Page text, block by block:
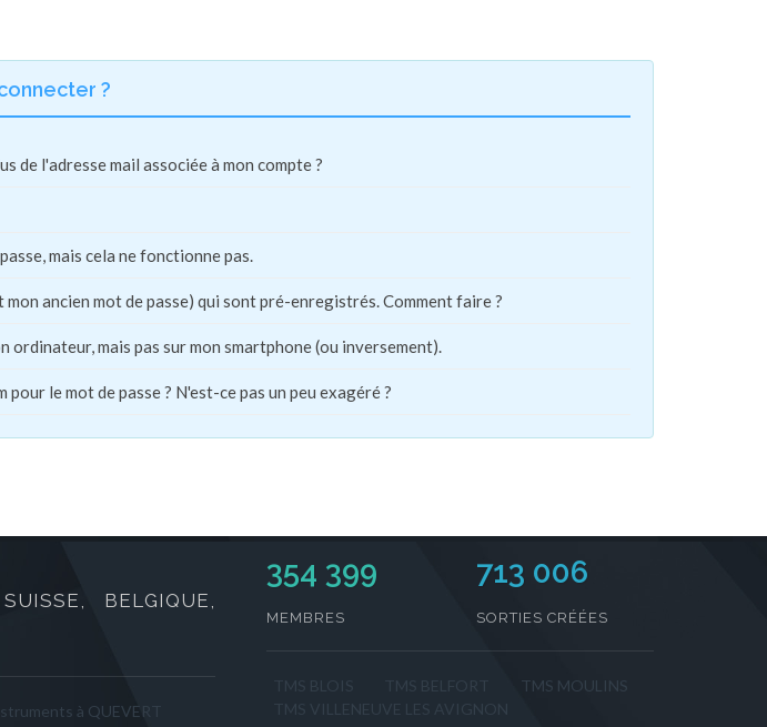
?
de l'adresse mail associée à mon compte ?
mais cela ne fonctionne pas.
ancien mot de passe) qui sont pré-enregistrés. Comment faire ?
ordinateur, mais pas sur mon smartphone (ou inversement).
le mot de passe ? N'est-ce pas un peu exagéré ?
BELGIQUE,
à QUEVERT
354 399
MEMBRES
713 006
SORTIES CRÉÉES
TMS MOULINS